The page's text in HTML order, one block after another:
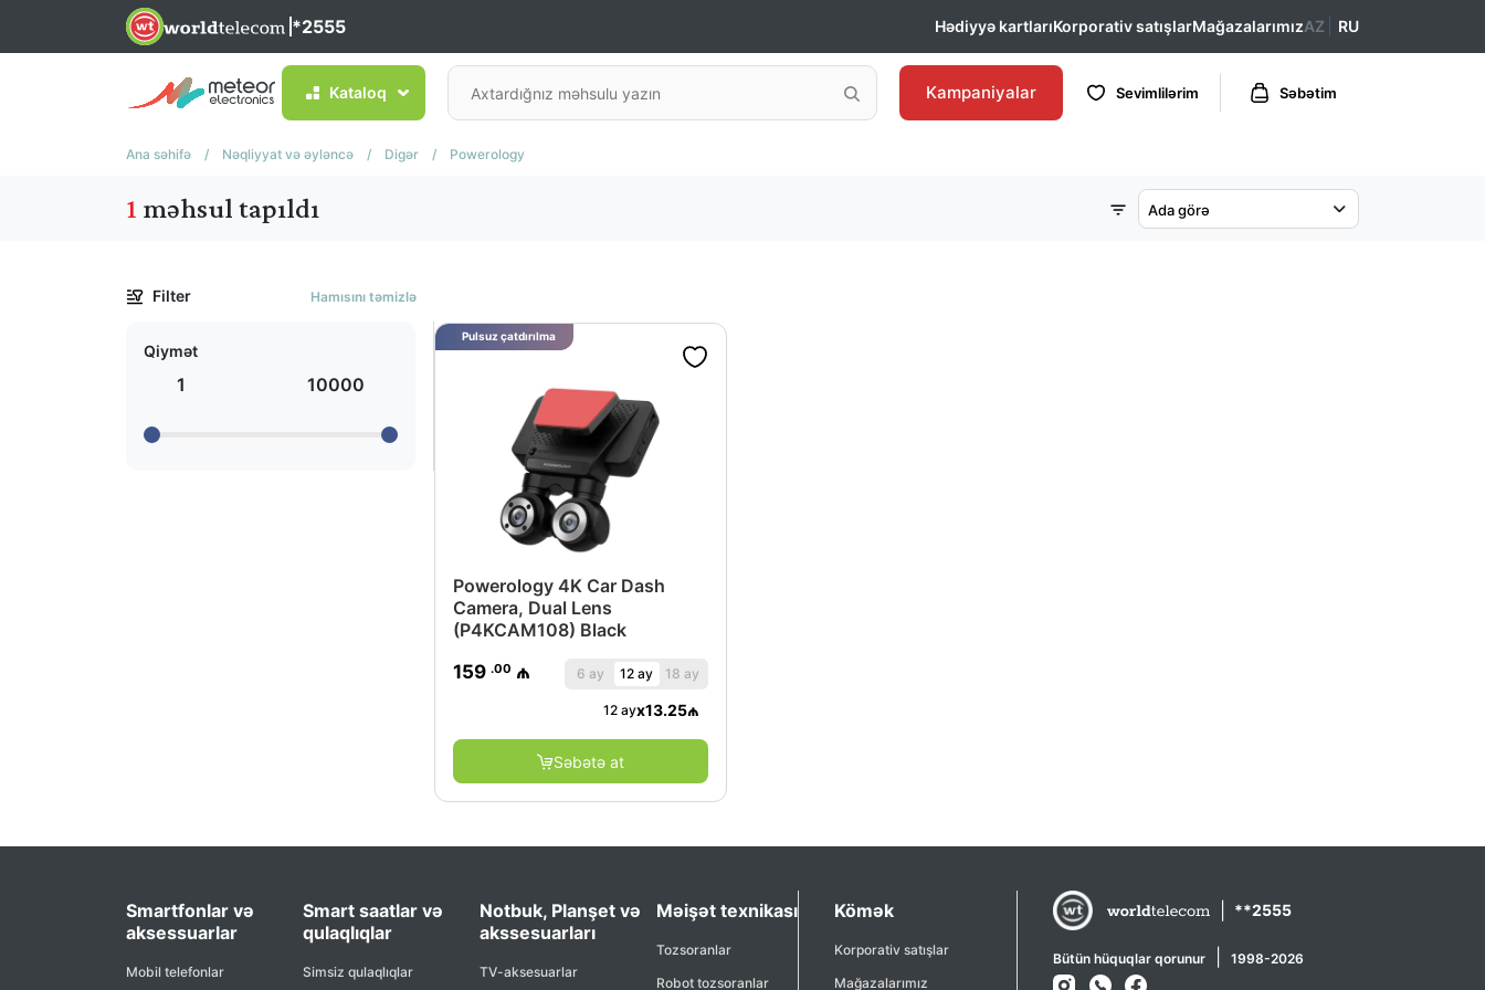
*2555 Hədiyyə kartlarıKorporativ satışlarMağazalarımızAZ RU
Kataloq Kampaniyalar Sevimlilərim Səbətim
Ana səhifə / Nəqliyyat və əyləncə / Digər / Powerology
1 məhsul tapıldı Ada görə
Filter Hamısını təmizlə
Qiymət
1 10000
Powerology 4K Car Dash
Camera, Dual Lens
(P4KCAM108) Black
159 .00 ₼ 6 ay 12 ay 18 ay
12 ayx13.25₼
Səbətə at
Pulsuz çatdırılma
Smartfonlar və
aksessuarlar
Mobil telefonlar
Smart saatlar və
qulaqlıqlar
Simsiz qulaqlıqlar
Notbuk, Planşet və
akssesuarları
TV-aksesuarlar
Məişət texnikası
Tozsoranlar
Robot tozsoranlar
Kömək
Korporativ satışlar
Mağazalarımız
**2555
Bütün hüquqlar qorunur 1998-2026